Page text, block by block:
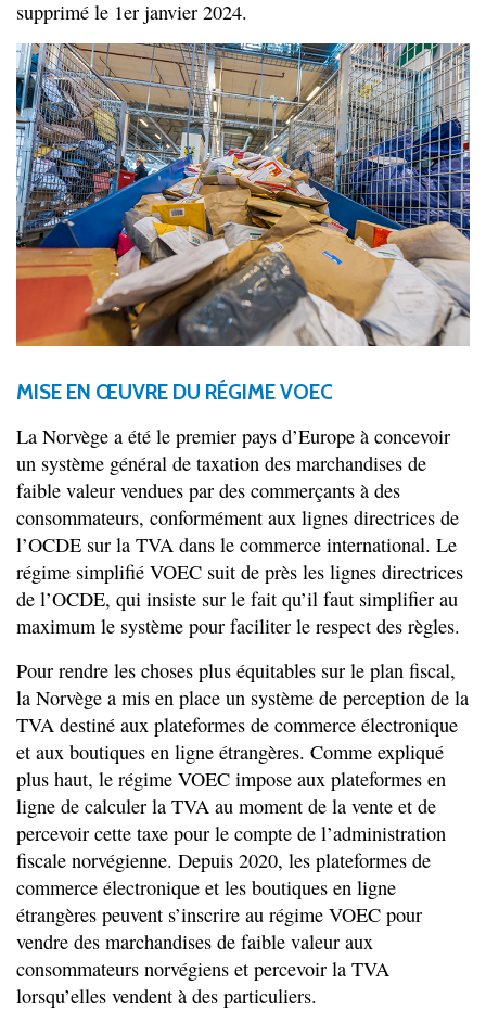
supprimé le 1er janvier 2024.
MISE EN ŒUVRE DU RÉGIME VOEC
La Norvège a été le premier pays d’Europe à concevoir
un système général de taxation des marchandises de
faible valeur vendues par des commerçants à des
consommateurs, conformément aux lignes directrices de
l’OCDE sur la TVA dans le commerce international. Le
régime simplifié VOEC suit de près les lignes directrices
de l’OCDE, qui insiste sur le fait qu’il faut simplifier au
maximum le système pour faciliter le respect des règles.
Pour rendre les choses plus équitables sur le plan fiscal,
la Norvège a mis en place un système de perception de la
TVA destiné aux plateformes de commerce électronique
et aux boutiques en ligne étrangères. Comme expliqué
plus haut, le régime VOEC impose aux plateformes en
ligne de calculer la TVA au moment de la vente et de
percevoir cette taxe pour le compte de l’administration
fiscale norvégienne. Depuis 2020, les plateformes de
commerce électronique et les boutiques en ligne
étrangères peuvent s’inscrire au régime VOEC pour
vendre des marchandises de faible valeur aux
consommateurs norvégiens et percevoir la TVA
lorsqu’elles vendent à des particuliers.